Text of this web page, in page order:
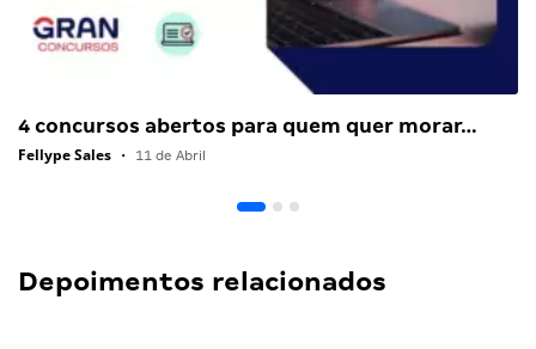
4 concursos abertos para quem quer morar…
Fellype Sales • 11 de Abril
Depoimentos relacionados